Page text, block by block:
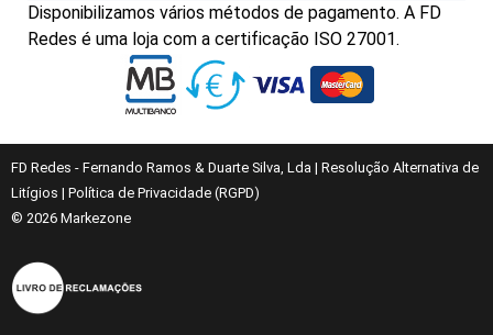
Disponibilizamos vários métodos de pagamento. A FD
Redes é uma loja com a certificação ISO 27001.
FD Redes - Fernando Ramos & Duarte Silva, Lda | Resolução Alternativa de
Litígios | Política de Privacidade (RGPD)
© 2026 Markezone